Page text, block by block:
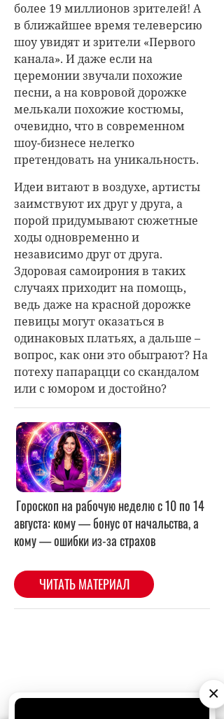
более 19 миллионов зрителей! А
в ближайшее время телеверсию
шоу увидят и зрители «Первого
канала». И даже если на
церемонии звучали похожие
песни, а на ковровой дорожке
мелькали похожие костюмы,
очевидно, что в современном
шоу-бизнесе нелегко
претендовать на уникальность.
Идеи витают в воздухе, артисты
заимствуют их друг у друга, а
порой придумывают сюжетные
ходы одновременно и
независимо друг от друга.
Здоровая самоирония в таких
случаях приходит на помощь,
ведь даже на красной дорожке
певицы могут оказаться в
одинаковых платьях, а дальше –
вопрос, как они это обыграют? На
потеху папарацци со скандалом
или с юмором и достойно?
СОБЫТИЯ НА ВИДЕО
×